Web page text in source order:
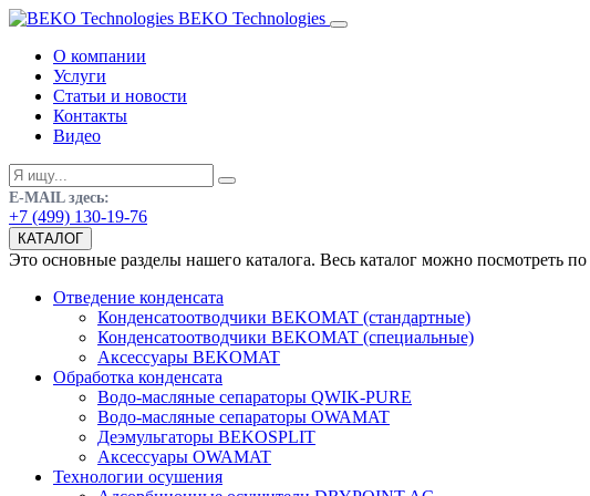
BEKO Technologies
О компании
Услуги
Статьи и новости
Контакты
Видео
E-MAIL здесь:
+7 (499) 130-19-76
КАТАЛОГ
Это основные разделы нашего каталога. Весь каталог можно посмотреть по
Отведение конденсата
Конденсатоотводчики BEKOMAT (стандартные)
Конденсатоотводчики BEKOMAT (специальные)
Аксессуары BEKOMAT
Обработка конденсата
Водо-масляные сепараторы QWIK-PURE
Водо-масляные сепараторы OWAMAT
Деэмульгаторы BEKOSPLIT
Аксессуары OWAMAT
Технологии осушения